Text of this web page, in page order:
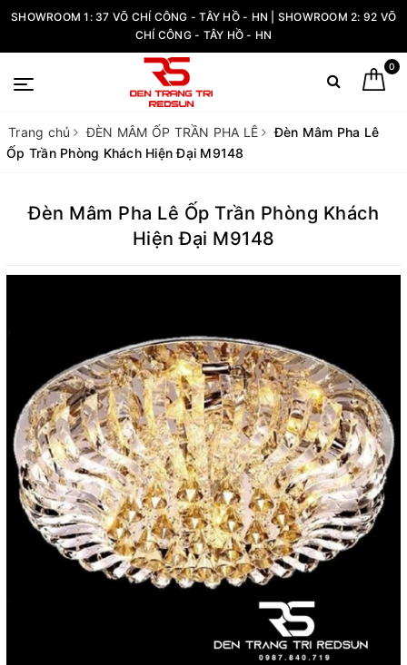
SHOWROOM 1: 37 VÕ CHÍ CÔNG - TÂY HỒ - HN | SHOWROOM 2: 92 VÕ
CHÍ CÔNG - TÂY HỒ - HN
0
Trang chủ ĐÈN MÂM ỐP TRẦN PHA LÊ
Đèn Mâm Pha Lê
Ốp Trần Phòng Khách Hiện Đại M9148
Đèn Mâm Pha Lê Ốp Trần Phòng Khách
Hiện Đại M9148